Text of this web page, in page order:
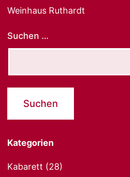
Weinhaus Ruthardt
Suchen …
Kategorien
Kabarett (28)